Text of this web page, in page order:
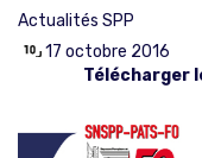
Actualités SPP
17 octobre 2016
Télécharger